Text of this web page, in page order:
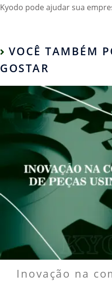
Kyodo pode ajudar sua
VOCÊ TAMBÉM
GOSTAR
Inovação na